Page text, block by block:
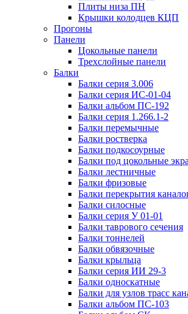
Плиты низа ПН
Крышки колодцев КЦП
Прогоны
Панели
Цокольные панели
Трехслойные панели
Балки
Балки серия 3.006
Балки серия ИС-01-04
Балки альбом ПС-192
Балки серия 1.266.1-2
Балки перемычные
Балки ростверка
Балки подкосоурные
Балки под цокольные
Балки лестничные
Балки фризовые
Балки перекрытия
Балки силосные
Балки серия У 01-01
Балки таврового сечения
Балки тоннелей
Балки обвязочные
Балки крыльца
Балки серия ИИ 29-3
Балки односкатные
Балки для узлов трасс
Балки альбом ПС-103